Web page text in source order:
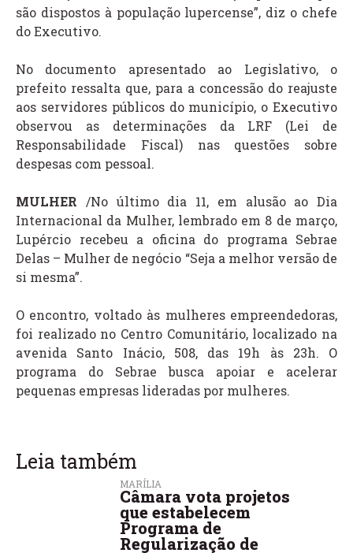
são dispostos à população lupercense”, diz o chefe
do Executivo.
No documento apresentado ao Legislativo, o
prefeito ressalta que, para a concessão do reajuste
aos servidores públicos do município, o Executivo
observou as determinações da LRF (Lei de
Responsabilidade Fiscal) nas questões sobre
despesas com pessoal.
MULHER /No último dia 11, em alusão ao Dia
Internacional da Mulher, lembrado em 8 de março,
Lupércio recebeu a oficina do programa Sebrae
Delas – Mulher de negócio “Seja a melhor versão de
si mesma”.
O encontro, voltado às mulheres empreendedoras,
foi realizado no Centro Comunitário, localizado na
avenida Santo Inácio, 508, das 19h às 23h. O
programa do Sebrae busca apoiar e acelerar
pequenas empresas lideradas por mulheres.
Leia também
MARÍLIA
Câmara vota projetos
que estabelecem
Programa de
Regularização de